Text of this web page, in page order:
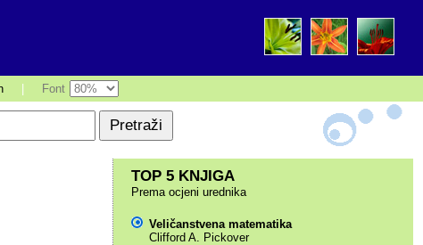
Font
TOP 5 KNJIGA
Prema ocjeni urednika
Veličanstvena matematika
Clifford A. Pickover